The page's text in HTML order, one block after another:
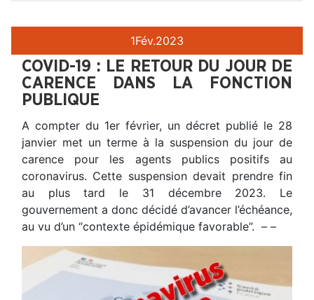
1Fév.2023
COVID-19 : LE RETOUR DU JOUR DE
CARENCE DANS LA FONCTION
PUBLIQUE
A compter du 1er février, un décret publié le 28
janvier met un terme à la suspension du jour de
carence pour les agents publics positifs au
coronavirus. Cette suspension devait prendre fin
au plus tard le 31 décembre 2023. Le
gouvernement a donc décidé d’avancer l’échéance,
au vu d’un “contexte épidémique favorable”. – –